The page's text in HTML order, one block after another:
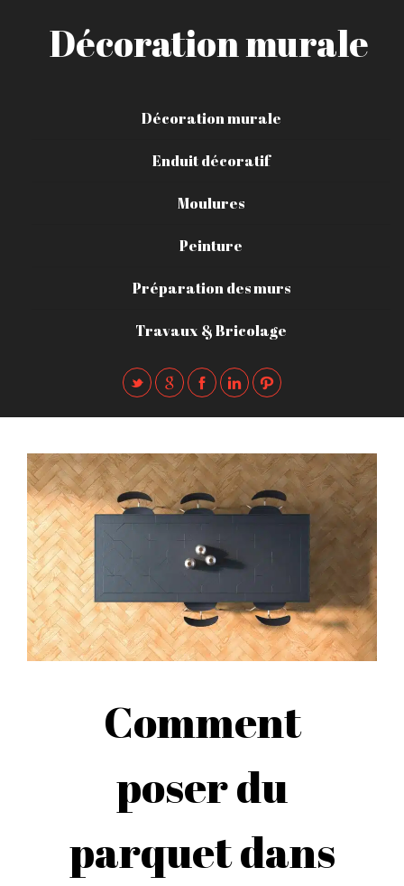
Décoration murale
Décoration murale
Enduit décoratif
Moulures
Peinture
Préparation des murs
Travaux & Bricolage
Comment
poser du
parquet dans